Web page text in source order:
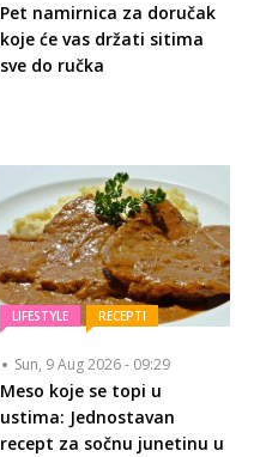
Pet namirnica za doručak
koje će vas držati sitima
sve do ručka
LIFESTYLE RECEPTI
Sun, 9 Aug 2026 - 09:29
Meso koje se topi u
ustima: Jednostavan
recept za sočnu junetinu u